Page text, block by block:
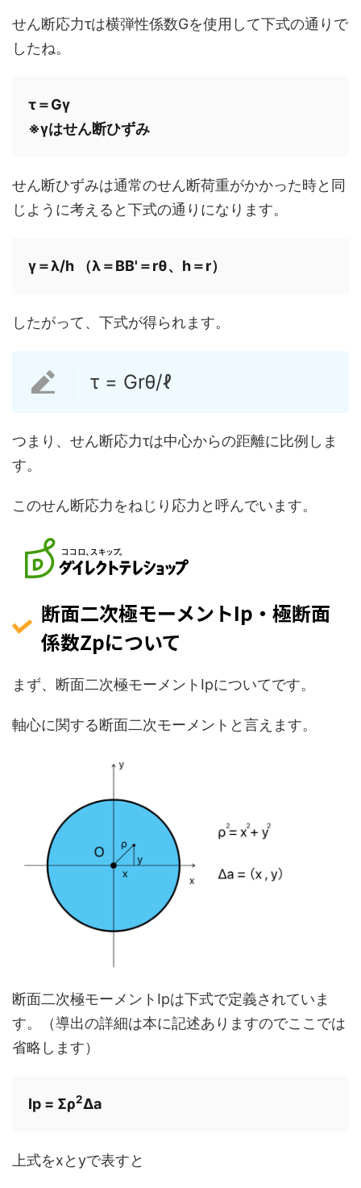
せん断応力τは横弾性係数Gを使用して下式の通りで
したね。
τ＝Gγ
※γはせん断ひずみ
せん断ひずみは通常のせん断荷重がかかった時と同
じように考えると下式の通りになります。
γ＝λ/h （λ＝BB'＝rθ、h＝r）
したがって、下式が得られます。
τ = Grθ/ℓ
つまり、せん断応力τは中心からの距離に比例しま
す。
このせん断応力をねじり応力と呼んでいます。
断面二次極モーメントIp・極断面
係数Zpについて
まず、断面二次極モーメントIpについてです。
軸心に関する断面二次モーメントと言えます。
断面二次極モーメントIpは下式で定義されていま
す。（導出の詳細は本に記述ありますのでここでは
省略します）
Ip = Σρ2Δa
上式をxとyで表すと